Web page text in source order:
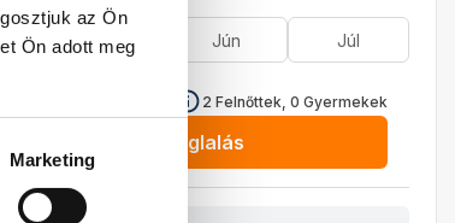
az Ön
Ön adott meg
Marketing
Máj Jún Júl
2 Felnőttek, 0 Gyermekek
Foglalás